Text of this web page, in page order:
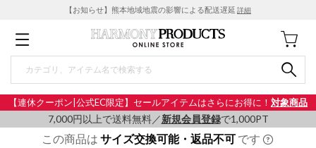
【お知らせ】熊本地域地震の影響による配送遅延 詳細
【連休クーポン|公式EC限定】セールアイテムはさらにお得に！ 対象商品
7,000円以上で送料無料／新規会員登録で1,000PT
この商品は サイズ交換可能・返品不可 です